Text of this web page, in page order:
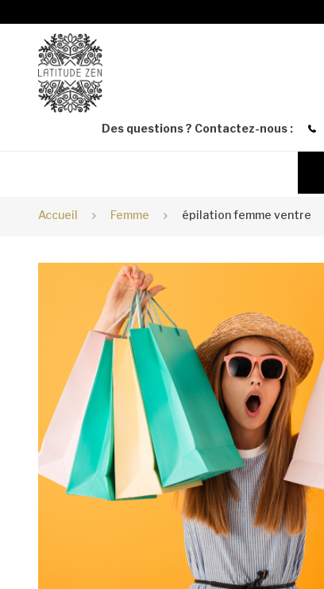
Des questions ? Contactez-nous :
Accueil Femme épilation femme ventre